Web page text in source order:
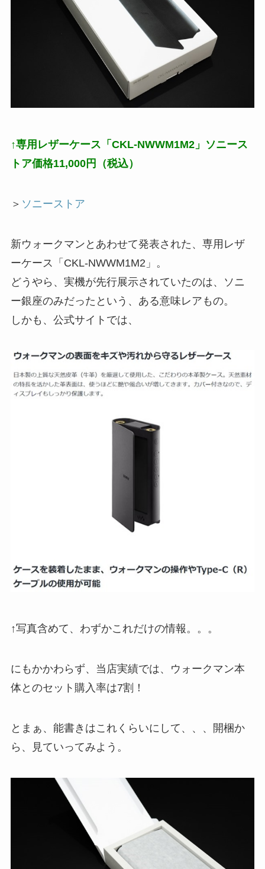
↑専用レザーケース「CKL-NWWM1M2」ソニース
トア価格11,000円（税込）
＞ ソニーストア
新ウォークマンとあわせて発表された、専用レザ
ーケース「CKL-NWWM1M2」。
どうやら、実機が先行展示されていたのは、ソニ
ー銀座のみだったという、ある意味レアもの。
しかも、公式サイトでは、
↑写真含めて、わずかこれだけの情報。。。
にもかかわらず、当店実績では、ウォークマン本
体とのセット購入率は7割！
とまぁ、能書きはこれくらいにして、、、開梱か
ら、見ていってみよう。